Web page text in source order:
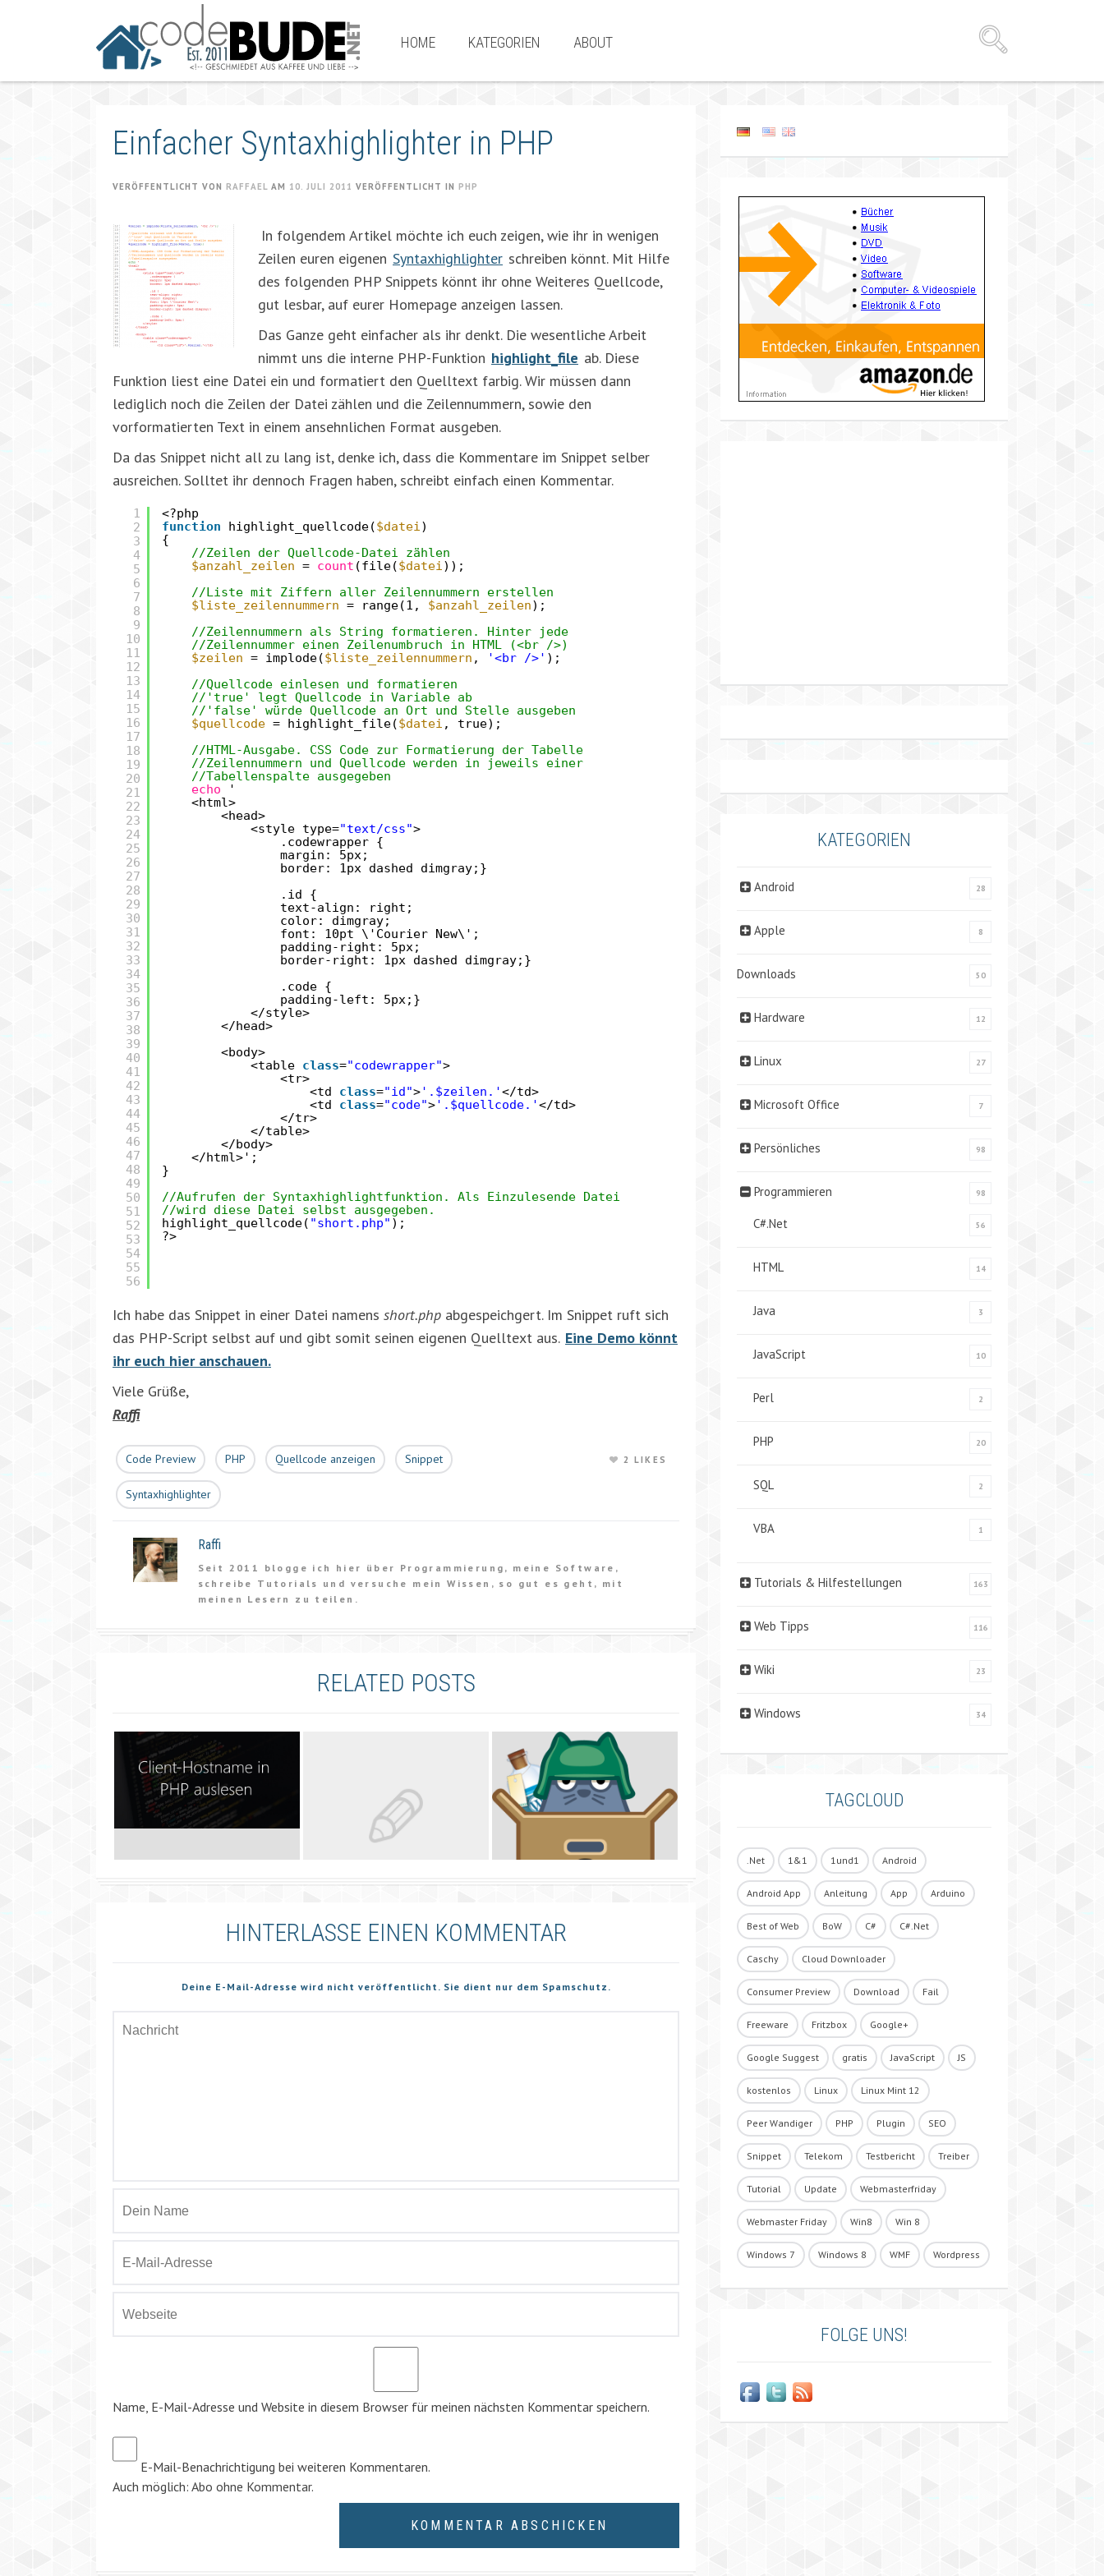
HOME KATEGORIEN ABOUT
Einfacher Syntaxhighlighter in PHP
VERÖFFENTLICHT VON RAFFAEL AM 10. JULI 2011 VERÖFFENTLICHT IN PHP
In folgendem Artikel möchte ich euch zeigen, wie ihr in wenigen
Zeilen euren eigenen Syntaxhighlighter schreiben könnt. Mit Hilfe
des folgenden PHP Snippets könnt ihr ohne Weiteres Quellcode,
gut lesbar, auf eurer Homepage anzeigen lassen.
Das Ganze geht einfacher als ihr denkt. Die wesentliche Arbeit
nimmt uns die interne PHP-Funktion highlight_file ab. Diese
Funktion liest eine Datei ein und formatiert den Quelltext farbig. Wir müssen dann
lediglich noch die Zeilen der Datei zählen und die Zeilennummern, sowie den
vorformatierten Text in einem ansehnlichen Format ausgeben.
Da das Snippet nicht all zu lang ist, denke ich, dass die Kommentare im Snippet selber
ausreichen. Solltet ihr dennoch Fragen haben, schreibt einfach einen Kommentar.
1
2
3
4
5
6
7
8
9
10
11
12
13
14
15
16
17
18
19
20
21
22
23
24
25
26
27
28
29
30
31
32
33
34
35
36
37
38
39
40
41
42
43
44
45
46
47
48
49
50
51
52
53
54
55
56
<?php
function
highlight_quellcode($datei )
{
//Zeilen der Quellcode-Datei zählen
$anzahl_zeilen
= count (file($datei ));
//Liste mit Ziffern aller Zeilennummern erstellen
$liste_zeilennummern
= range(1, $anzahl_zeilen);
//Zeilennummern als String formatieren. Hinter jede
//Zeilennummer einen Zeilenumbruch in HTML (<br />)
$zeilen
= implode($liste_zeilennummern , '<br />' );
//Quellcode einlesen und formatieren
//'true' legt Quellcode in Variable ab
//'false' würde Quellcode an Ort und Stelle ausgeben
$quellcode = highlight_file($datei , true);
//HTML-Ausgabe. CSS Code zur Formatierung der Tabelle
//Zeilennummern und Quellcode werden in jeweils einer
//Tabellenspalte ausgegeben
echo
'
<html>
<head>
<style type="text/css">
.codewrapper {
margin: 5px;
border: 1px dashed dimgray;}
.id {
text-align: right;
color: dimgray;
font: 10pt \'Courier New\';
padding-right: 5px;
border-right: 1px dashed dimgray;}
.code {
padding-left: 5px;}
</style>
</head>
<body>
<table class="codewrapper">
<tr>
<td class="id">'.$zeilen.'</td>
<td class="code">'.$quellcode.'</td>
</tr>
</table>
</body>
</html>';
}
//Aufrufen der Syntaxhighlightfunktion. Als Einzulesende Datei
//wird diese Datei selbst ausgegeben.
highlight_quellcode( "short.php" );
?>
Ich habe das Snippet in einer Datei namens short.php abgespeichgert. Im Snippet ruft sich
das PHP-Script selbst auf und gibt somit seinen eigenen Quelltext aus. Eine Demo könnt
ihr euch hier anschauen.
Viele Grüße,
Raffi
Code Preview PHP Quellcode anzeigen Snippet
Syntaxhighlighter
2 LIKES
Raffi
Seit 2011 blogge ich hier über Programmierung, meine Software,
schreibe Tutorials und versuche mein Wissen, so gut es geht, mit
meinen Lesern zu teilen.
RELATED POSTS
HINTERLASSE EINEN KOMMENTAR
Deine E-Mail-Adresse wird nicht veröffentlicht. Sie dient nur dem Spamschutz.
Name, E-Mail-Adresse und Website in diesem Browser für meinen nächsten Kommentar speichern.
E-Mail-Benachrichtigung bei weiteren Kommentaren.
Auch möglich: Abo ohne Kommentar.
KATEGORIEN
Android 28
Apple 8
Downloads 50
Hardware 12
Linux 27
Microsoft Office 7
Persönliches 98
Programmieren 98
C#.Net 56
HTML 14
Java 3
JavaScript 10
Perl 2
PHP 20
SQL 2
VBA 1
Tutorials & Hilfestellungen 163
Web Tipps 116
Wiki 23
Windows 34
TAGCLOUD
.Net 1&1 1und1 Android
Android App Anleitung App Arduino
Best of Web BoW C# C#.Net
Caschy Cloud Downloader
Consumer Preview Download Fail
Freeware Fritzbox Google+
Google Suggest gratis JavaScript JS
kostenlos Linux Linux Mint 12
Peer Wandiger PHP Plugin SEO
Snippet Telekom Testbericht Treiber
Tutorial Update Webmasterfriday
Webmaster Friday Win8 Win 8
Windows 7 Windows 8 WMF Wordpress
FOLGE UNS!